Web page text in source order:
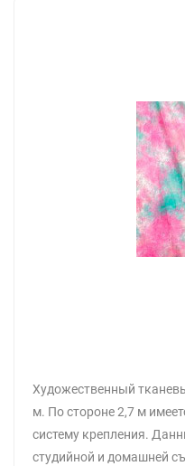
Художественный
м. По стороне 2,7 м
систему крепления.
студийной и домашней